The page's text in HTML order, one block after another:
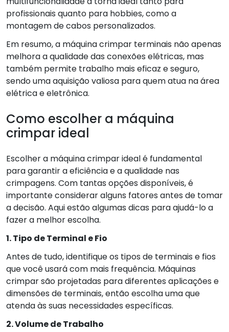
profissionais quanto para hobbies, como a
montagem de cabos personalizados.
Em resumo, a máquina crimpar terminais não apenas
melhora a qualidade das conexões elétricas, mas
também permite trabalho mais eficaz e seguro,
sendo uma aquisição valiosa para quem atua na área
elétrica e eletrônica.
Como escolher a máquina
crimpar ideal
Escolher a máquina crimpar ideal é fundamental
para garantir a eficiência e a qualidade nas
crimpagens. Com tantas opções disponíveis, é
importante considerar alguns fatores antes de tomar
a decisão. Aqui estão algumas dicas para ajudá-lo a
fazer a melhor escolha.
1. Tipo de Terminal e Fio
Antes de tudo, identifique os tipos de terminais e fios
que você usará com mais frequência. Máquinas
crimpar são projetadas para diferentes aplicações e
dimensões de terminais, então escolha uma que
atenda às suas necessidades específicas.
2. Volume de Trabalho